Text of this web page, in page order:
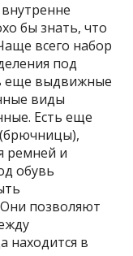
бы знать, что
всего набор
под
еще выдвижные
виды
Есть еще
ремней и
обувь
позволяют
находится в